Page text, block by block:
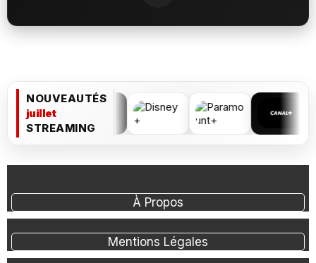
NOUVEAUTÉS
juillet
STREAMING
À Propos
Mentions Légales